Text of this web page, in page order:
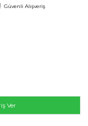
Güvenli Alışveriş
Ver